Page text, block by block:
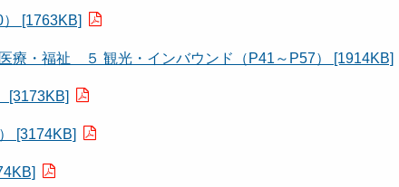
[1763KB]
・福祉 ５ 観光・インバウンド（P41～P57） [1914KB]
[3173KB]
[3174KB]